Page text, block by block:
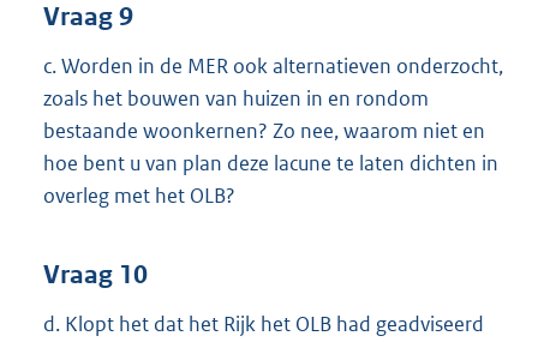
Vraag 9
c. Worden in de MER ook alternatieven onderzocht,
zoals het bouwen van huizen in en rondom
bestaande woonkernen? Zo nee, waarom niet en
hoe bent u van plan deze lacune te laten dichten in
overleg met het OLB?
Vraag 10
d. Klopt het dat het Rijk het OLB had geadviseerd